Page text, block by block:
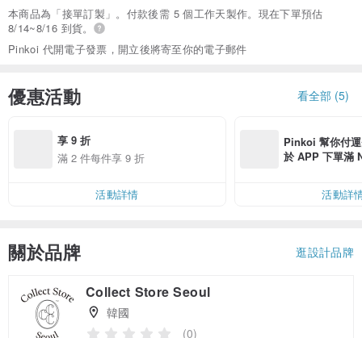
本商品為「接單訂製」。付款後需 5 個工作天製作。現在下單預估
8/14~8/16 到貨。
Pinkoi 代開電子發票，開立後將寄至你的電子郵件
優惠活動 看全部 (5)
享 9 折
滿 2 件每件享 9 折
活動詳情
Pinkoi 幫你付
於 APP 下單滿
活動詳
關於品牌 逛設計品牌
Collect Store Seoul
韓國
(0)